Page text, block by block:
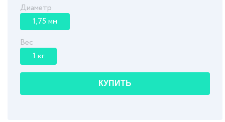
Диаметр
1,75 мм
Вес
1 кг
КУПИТЬ